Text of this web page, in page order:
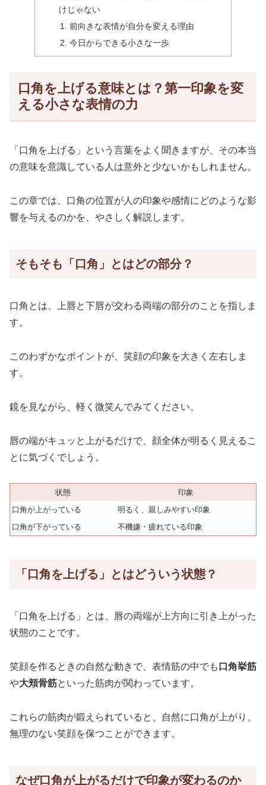
けじゃない
前向きな表情が自分を変える理由
今日からできる小さな一歩
口角を上げる意味とは？第一印象を変
える小さな表情の力
「口角を上げる」という言葉をよく聞きますが、その本当
の意味を意識している人は意外と少ないかもしれません。
この章では、口角の位置が人の印象や感情にどのような影
響を与えるのかを、やさしく解説します。
そもそも「口角」とはどの部分？
口角とは、上唇と下唇が交わる両端の部分のことを指しま
す。
このわずかなポイントが、笑顔の印象を大きく左右しま
す。
鏡を見ながら、軽く微笑んでみてください。
唇の端がキュッと上がるだけで、顔全体が明るく見えるこ
とに気づくでしょう。
状態
印象
口角が上がっている
明るく、親しみやすい印象
口角が下がっている
不機嫌・疲れている印象
「口角を上げる」とはどういう状態？
「口角を上げる」とは、唇の両端が上方向に引き上がった
状態のことです。
笑顔を作るときの自然な動きで、表情筋の中でも 口角挙筋
や大頬骨筋といった筋肉が関わっています。
これらの筋肉が鍛えられていると、自然に口角が上がり、
無理のない笑顔を保つことができます。
なぜ口角が上がるだけで印象が変わるのか